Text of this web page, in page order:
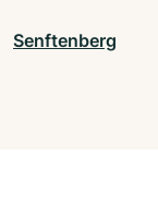
Senftenberg